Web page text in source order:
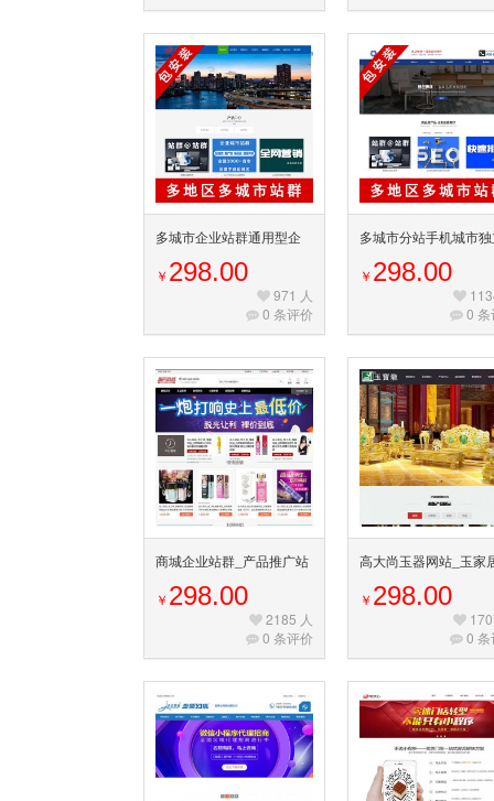
多城市企业站群通用型企
业集团分站系统
￥ 298.00
971 人
0 条评价
多城市分站手机城市
站源码模板企业城市
系统cms站群
￥ 298.00
0 条
商城企业站群_产品推广站
群_多关键字排名系统_用
品推广系统
￥ 298.00
2185 人
0 条评价
高大尚玉器网站_玉家
站系统_玉浮雕专卖网
统_多词排名系统
￥ 298.00
0 条